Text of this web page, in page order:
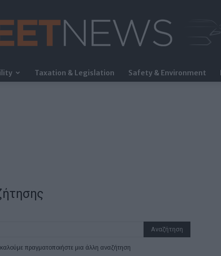
FleetNews
Taxation & Legislation Safety & Environment
πραγματοποιήστε μια άλλη αναζήτηση